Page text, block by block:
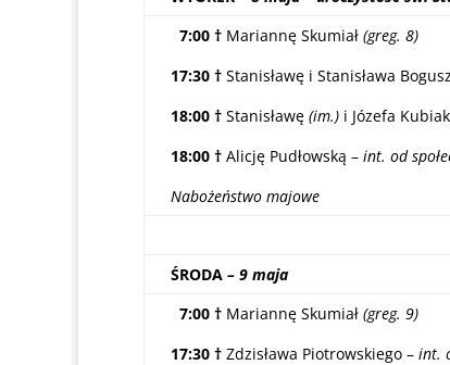
7:00 † Mariannę Skumiał (greg. 8)
17:30 † Stanisławę i Stanisława
18:00 † Stanisławę (im.) i Józefa
18:00 † Alicję Pudłowską – int. od
Nabożeństwo majowe
ŚRODA – 9 maja
7:00 † Mariannę Skumiał (greg. 9)
17:30 † Zdzisława Piotrowskiego – int.